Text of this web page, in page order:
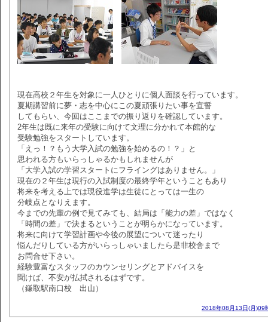
現在高校２年生を対象に一人ひとりに個人面談を行っています。
夏期講習前に夢・志を中心にこの夏頑張りたい事を宣誓
してもらい、今回はここまでの振り返りを確認しています。
2年生は既に来年の受験に向けて文理に分かれて本館的な
受験勉強をスタートしています。
「えっ！？もう大学入試の勉強を始めるの！？」と
思われる方もいらっしゃるかもしれませんが
「大学入試の学習スタートにフライングはありません。」
現在の２年生は現行の入試制度の最終学年ということもあり
将来を考える上では現役進学は生徒にとっては一生の
分岐点となりえます。
今までの先輩の例で見てみても、結局は「能力の差」ではなく
「時間の差」で決まるということが明らかになっています。
将来に向けて学習計画や今後の展望について迷ったり
悩んだりしている方がいらっしゃいましたら是非校舎まで
お問合せ下さい。
経験豊富なスタッフのカウンセリングとアドバイスを
聞けば、不安が払拭されるはずです。
（鎌取駅南口校 出山）
2018年08月13日(月)09